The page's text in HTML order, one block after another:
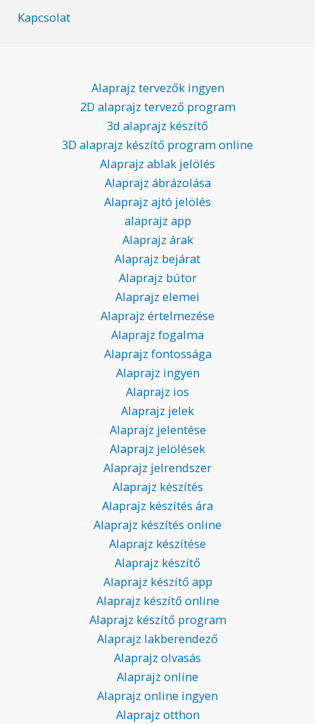
Kapcsolat
Alaprajz tervezők ingyen
2D alaprajz tervező program
3d alaprajz készítő
3D alaprajz készítő program online
Alaprajz ablak jelölés
Alaprajz ábrázolása
Alaprajz ajtó jelölés
alaprajz app
Alaprajz árak
Alaprajz bejárat
Alaprajz bútor
Alaprajz elemei
Alaprajz értelmezése
Alaprajz fogalma
Alaprajz fontossága
Alaprajz ingyen
Alaprajz ios
Alaprajz jelek
Alaprajz jelentése
Alaprajz jelölések
Alaprajz jelrendszer
Alaprajz készítés
Alaprajz készítés ára
Alaprajz készítés online
Alaprajz készítése
Alaprajz készítő
Alaprajz készítő app
Alaprajz készítő online
Alaprajz készítő program
Alaprajz lakberendező
Alaprajz olvasás
Alaprajz online
Alaprajz online ingyen
Alaprajz otthon